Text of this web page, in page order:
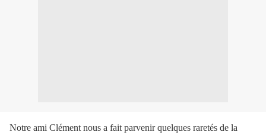
Notre ami Clément nous a fait parvenir quelques raretés de la